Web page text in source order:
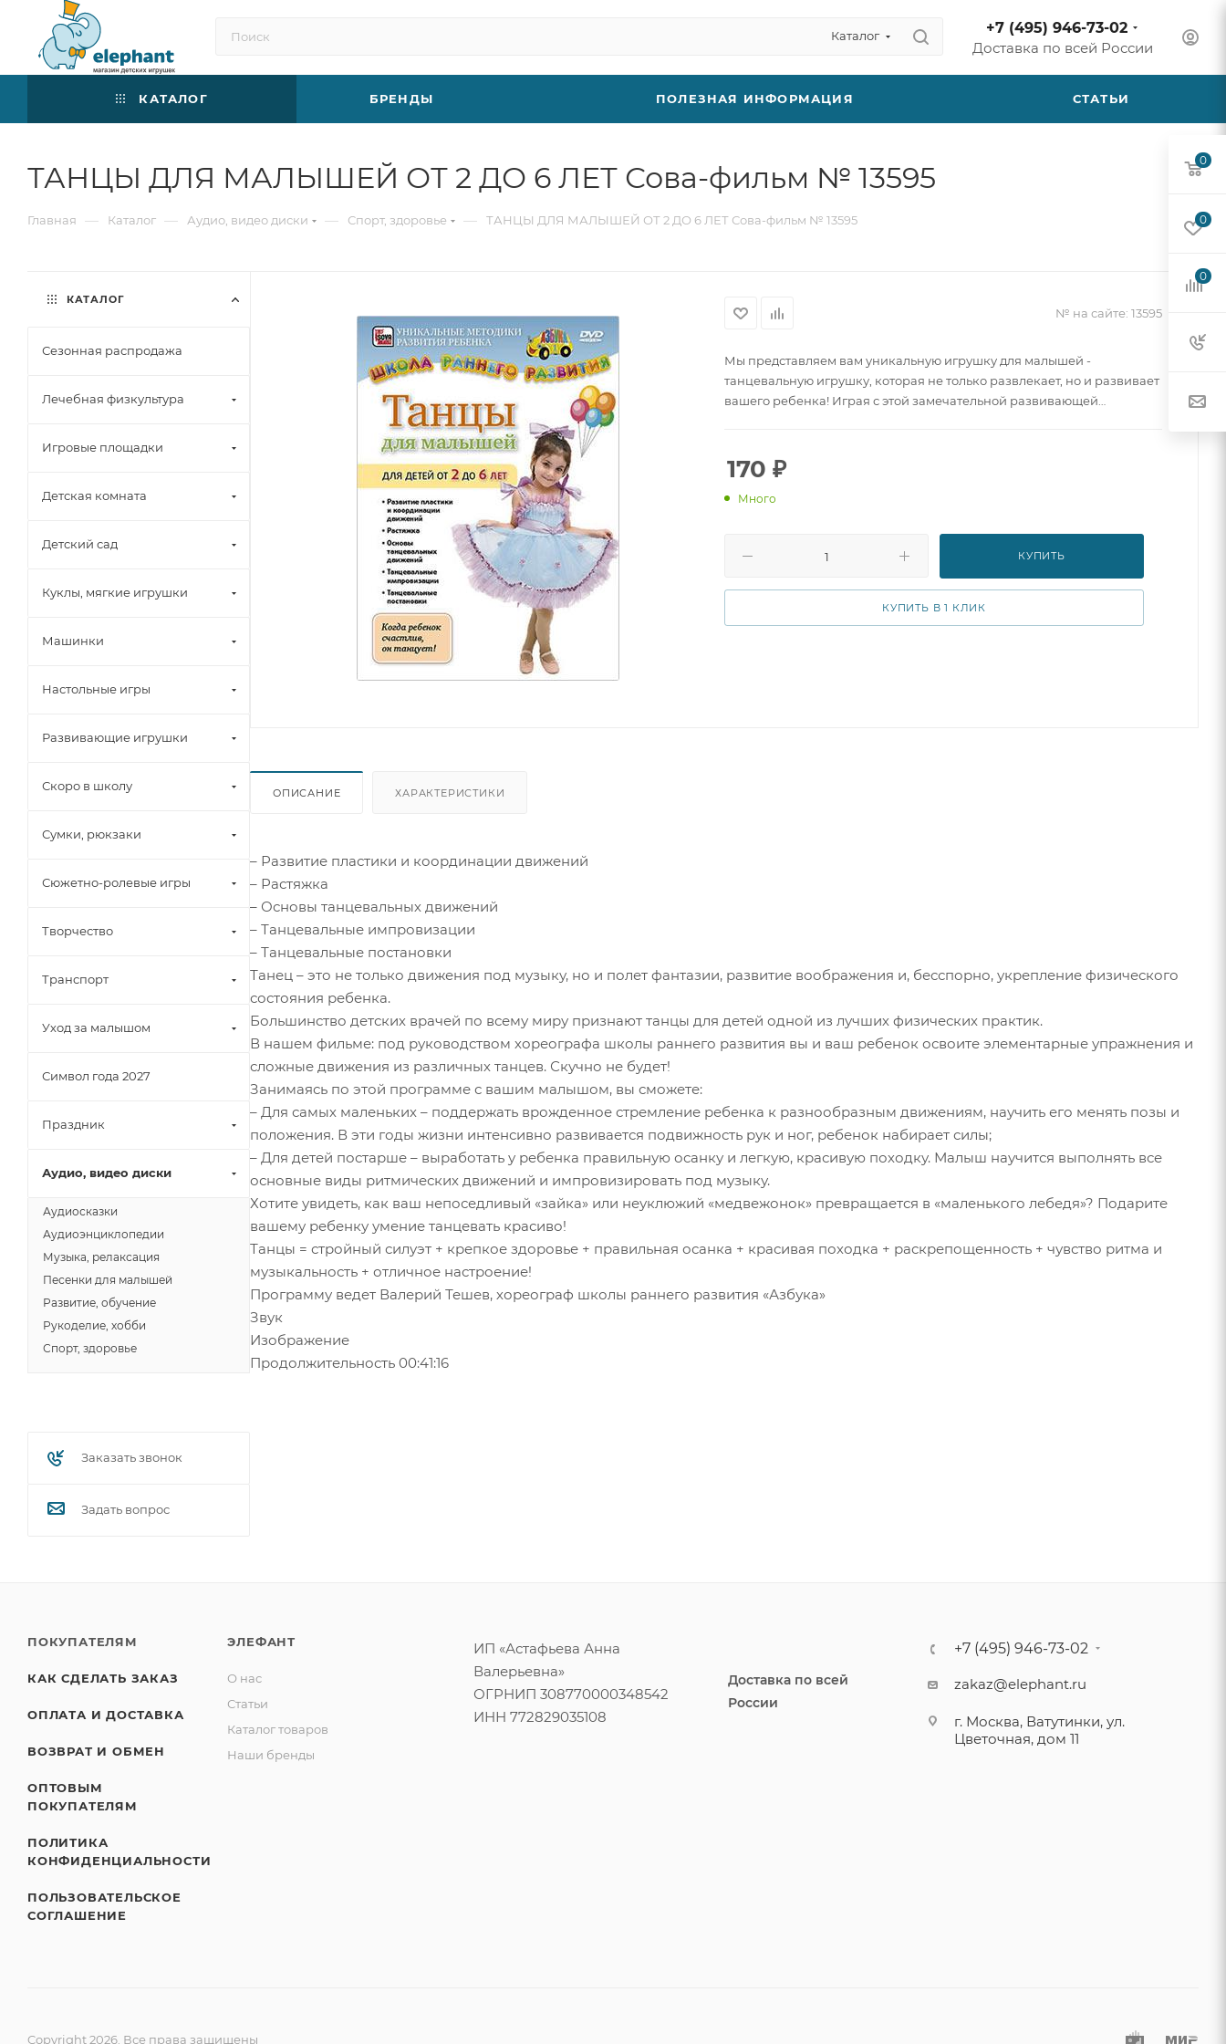
Каталог
+7 (495) 946-73-02
Доставка по всей России
КАТАЛОГ БРЕНДЫ ПОЛЕЗНАЯ ИНФОРМАЦИЯ СТАТЬИ
ТАНЦЫ ДЛЯ МАЛЫШЕЙ ОТ 2 ДО 6 ЛЕТ Сова-фильм № 13595
Главная — Каталог — Аудио, видео диски — Спорт, здоровье — ТАНЦЫ ДЛЯ МАЛЫШЕЙ ОТ 2 ДО 6 ЛЕТ Сова-фильм № 13595
№ на сайте: 13595
Мы представляем вам уникальную игрушку для малышей -
танцевальную игрушку, которая не только развлекает, но и развивает
вашего ребенка! Играя с этой замечательной развивающей
игрушка подходит детям в возрасте от 2 до 6 лет, что означает, что она
будет радостью на протяжении многих лет.
170 ₽
Много
КУПИТЬ
КУПИТЬ В 1 КЛИК
ОПИСАНИЕ ХАРАКТЕРИСТИКИ
– Развитие пластики и координации движений
– Растяжка
– Основы танцевальных движений
– Танцевальные импровизации
– Танцевальные постановки
Танец – это не только движения под музыку, но и полет фантазии, развитие воображения и, бесспорно, укрепление физического
состояния ребенка.
Большинство детских врачей по всему миру признают танцы для детей одной из лучших физических практик.
В нашем фильме: под руководством хореографа школы раннего развития вы и ваш ребенок освоите элементарные упражнения и
сложные движения из различных танцев. Скучно не будет!
Занимаясь по этой программе с вашим малышом, вы сможете:
– Для самых маленьких – поддержать врожденное стремление ребенка к разнообразным движениям, научить его менять позы и
положения. В эти годы жизни интенсивно развивается подвижность рук и ног, ребенок набирает силы;
– Для детей постарше – выработать у ребенка правильную осанку и легкую, красивую походку. Малыш научится выполнять все
основные виды ритмических движений и импровизировать под музыку.
Хотите увидеть, как ваш непоседливый «зайка» или неуклюжий «медвежонок» превращается в «маленького лебедя»? Подарите
вашему ребенку умение танцевать красиво!
Танцы = стройный силуэт + крепкое здоровье + правильная осанка + красивая походка + раскрепощенность + чувство ритма и
музыкальность + отличное настроение!
Программу ведет Валерий Тешев, хореограф школы раннего развития «Азбука»
Звук
Изображение
Продолжительность 00:41:16
КАТАЛОГ
Сезонная распродажа
Лечебная физкультура
Игровые площадки
Детская комната
Детский сад
Куклы, мягкие игрушки
Машинки
Настольные игры
Развивающие игрушки
Скоро в школу
Сумки, рюкзаки
Сюжетно-ролевые игры
Творчество
Транспорт
Уход за малышом
Символ года 2027
Праздник
Аудио, видео диски
Аудиосказки
Аудиоэнциклопедии
Музыка, релаксация
Песенки для малышей
Развитие, обучение
Рукоделие, хобби
Спорт, здоровье
Заказать звонок
Задать вопрос
ПОКУПАТЕЛЯМ
КАК СДЕЛАТЬ ЗАКАЗ
ОПЛАТА И ДОСТАВКА
ВОЗВРАТ И ОБМЕН
ОПТОВЫМ
ПОКУПАТЕЛЯМ
ПОЛИТИКА
КОНФИДЕНЦИАЛЬНОСТИ
ПОЛЬЗОВАТЕЛЬСКОЕ
СОГЛАШЕНИЕ
ЭЛЕФАНТ
О нас
Статьи
Каталог товаров
Наши бренды
ИП «Астафьева Анна
Валерьевна»
ОГРНИП 308770000348542
ИНН 772829035108
Доставка по всей
России
+7 (495) 946-73-02
zakaz@elephant.ru
г. Москва, Ватутинки, ул.
Цветочная, дом 11
Copyright 2026. Все права защищены
0
0
0